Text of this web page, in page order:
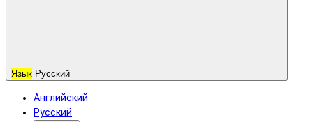
Язык Русский
Английский
Русский